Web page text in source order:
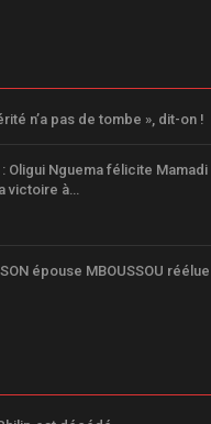
n’a pas de tombe », dit-on !
: Oligui Nguema félicite
victoire à…
épouse MBOUSSOU